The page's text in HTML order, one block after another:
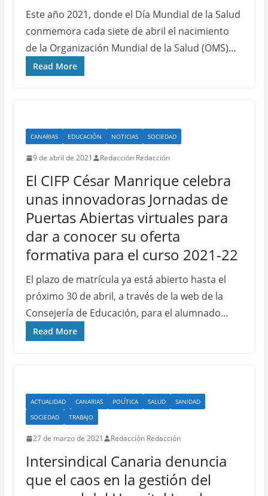
Este año 2021, donde el Día Mundial de la Salud
conmemora cada siete de abril el nacimiento
de la Organización Mundial de la Salud (OMS)…
Read More
CANARIAS EDUCACIÓN NOTICIAS SOCIEDAD
9 de abril de 2021 Redacción Redacción
El CIFP César Manrique celebra
unas innovadoras Jornadas de
Puertas Abiertas virtuales para
dar a conocer su oferta
formativa para el curso 2021-22
El plazo de matrícula ya está abierto hasta el
próximo 30 de abril, a través de la web de la
Consejería de Educación, para el alumnado…
Read More
ACTUALIDAD CANARIAS POLÍTICA SALUD
SANIDAD
SOCIEDAD
TRABAJO
27 de marzo de 2021 Redacción Redacción
Intersindical Canaria denuncia
que el caos en la gestión del